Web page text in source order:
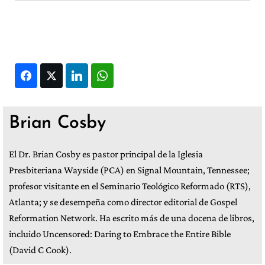
FacebookTwitter LinkedIn
Brian Cosby
El Dr. Brian Cosby es pastor principal de la Iglesia
Presbiteriana Wayside (PCA) en Signal Mountain, Tennessee;
profesor visitante en el Seminario Teológico Reformado (RTS),
Atlanta; y se desempeña como director editorial de Gospel
Reformation Network. Ha escrito más de una docena de libros,
incluido Uncensored: Daring to Embrace the Entire Bible
(David C Cook).